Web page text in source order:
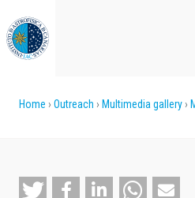
to
main
content
Breadcrumb
Home Outreach Multimedia gallery